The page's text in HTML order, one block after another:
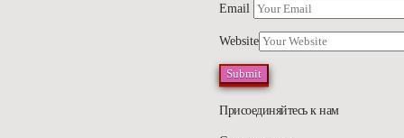
Email
Website
Присоединяйтесь к нам